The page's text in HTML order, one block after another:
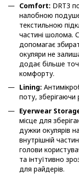
Comfort: DRT3
налобною
текстильною
частині шолома.
допомагає
окуляри не
додає більше
комфорту.
Lining:
поту, зберігаючи
Eyerwear
місце для
дужки окулярів
внутрішній
голови
та інтуїтивно
для райдерів.